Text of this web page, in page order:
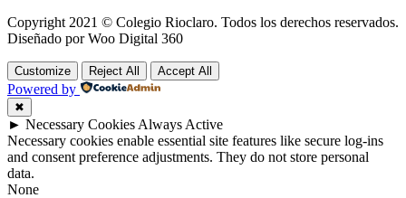
Copyright 2021 © Colegio Rioclaro. Todos los derechos reservados.
Diseñado por Woo Digital 360
Customize Reject All Accept All
Powered by
✖
► Necessary Cookies Always Active
Necessary cookies enable essential site features like secure log-ins
and consent preference adjustments. They do not store personal
data.
None